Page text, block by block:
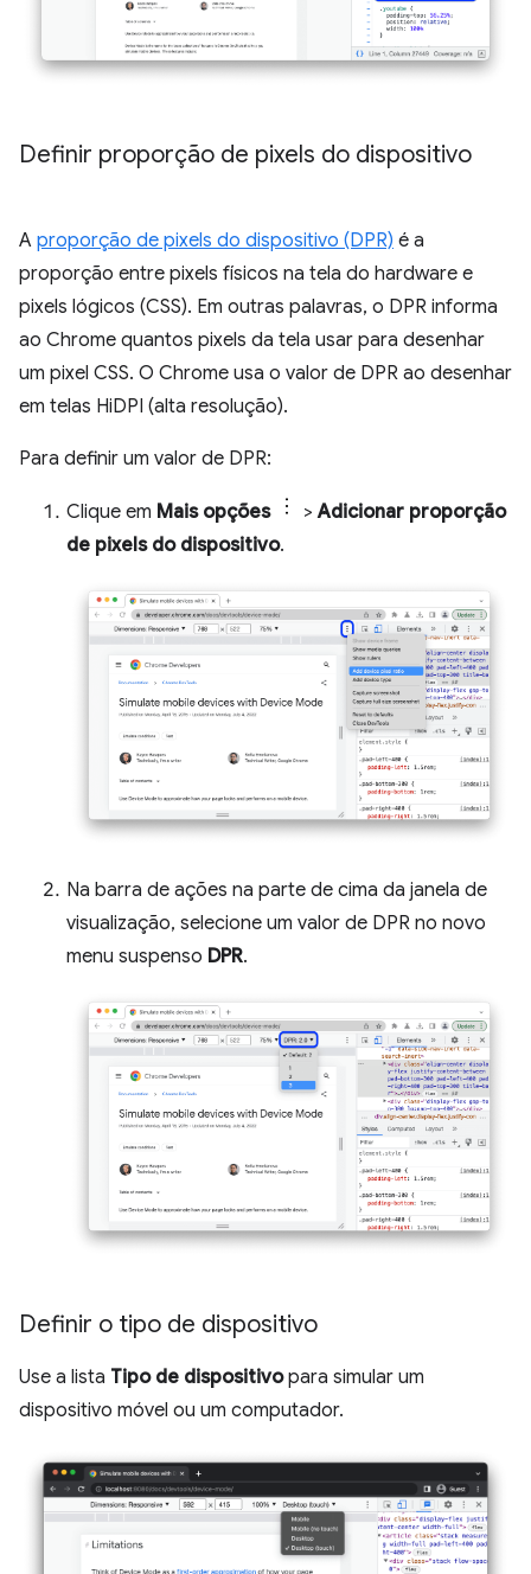
Definir proporção de pixels do dispositivo
A proporção de pixels do dispositivo (DPR) é a
proporção entre pixels físicos na tela do hardware e
pixels lógicos (CSS). Em outras palavras, o DPR informa
ao Chrome quantos pixels da tela usar para desenhar
um pixel CSS. O Chrome usa o valor de DPR ao desenhar
em telas HiDPI (alta resolução).
Para definir um valor de DPR:
Clique em Mais opções >Adicionar proporção
de pixels do dispositivo.
Na barra de ações na parte de cima da janela de
visualização, selecione um valor de DPR no novo
menu suspenso DPR.
Definir o tipo de dispositivo
Use a lista Tipo de dispositivopara simular um
dispositivo móvel ou um computador.